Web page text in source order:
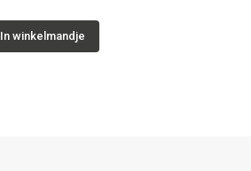
In winkelmandje